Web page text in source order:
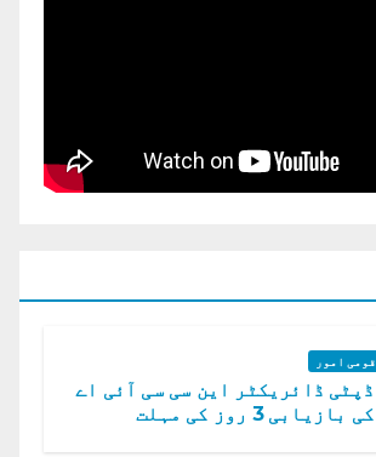
قومی امور
ڈپٹی ڈائریکٹر این سی سی آئی اے
کی بازیابی 3 روز کی مہلت